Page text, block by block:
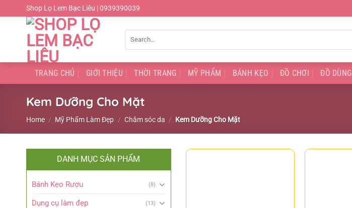
đến
Shop Lọ Lem Bạc Liêu | 0939390039
for:
TRANG CHỦ GIỚI THIỆU THỜI TRANG MỸ PHẨM BÁNH KẸO ĐỒ CHƠI ĐỒ DÙNG
Kem Dưỡng Cho Mặt
Home / Mỹ Phẩm Làm Đẹp / Chăm sóc da / Kem Dưỡng Cho Mặt
DANH MỤC SẢN PHẨM
Bánh Kẹo Rượu (8)
Dụng cụ làm đẹp (13)